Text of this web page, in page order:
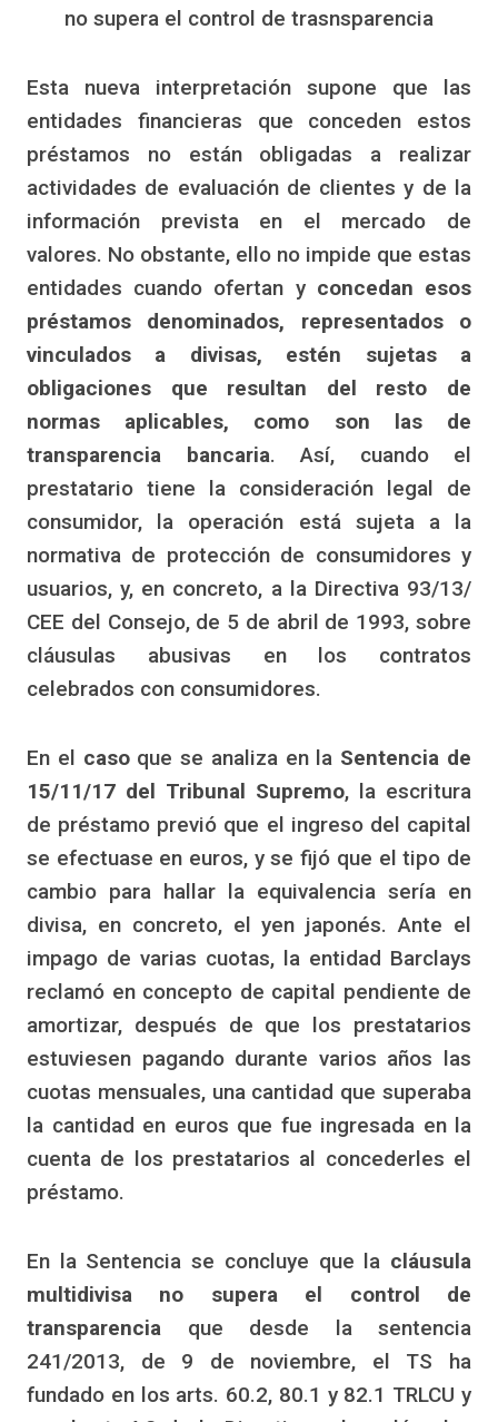
no supera el control de trasnsparencia
Esta nueva interpretación supone que las
entidades financieras que conceden estos
préstamos no están obligadas a realizar
actividades de evaluación de clientes y de la
información prevista en el mercado de
valores. No obstante, ello no impide que estas
entidades cuando ofertan y concedan esos
préstamos denominados, representados o
vinculados a divisas, estén sujetas a
obligaciones que resultan del resto de
normas aplicables, como son las de
transparencia bancaria. Así, cuando el
prestatario tiene la consideración legal de
consumidor, la operación está sujeta a la
normativa de protección de consumidores y
usuarios, y, en concreto, a la Directiva 93/13/
CEE del Consejo, de 5 de abril de 1993, sobre
cláusulas abusivas en los contratos
celebrados con consumidores.
En el casoque se analiza en la Sentencia de
15/11/17 del Tribunal Supremo, la escritura
de préstamo previó que el ingreso del capital
se efectuase en euros, y se fijó que el tipo de
cambio para hallar la equivalencia sería en
divisa, en concreto, el yen japonés. Ante el
impago de varias cuotas, la entidad Barclays
reclamó en concepto de capital pendiente de
amortizar, después de que los prestatarios
estuviesen pagando durante varios años las
cuotas mensuales, una cantidad que superaba
la cantidad en euros que fue ingresada en la
cuenta de los prestatarios al concederles el
préstamo.
En la Sentencia se concluye que la cláusula
multidivisa no supera el control de
transparencia que desde la sentencia
241/2013, de 9 de noviembre, el TS ha
fundado en los arts. 60.2, 80.1 y 82.1 TRLCU y